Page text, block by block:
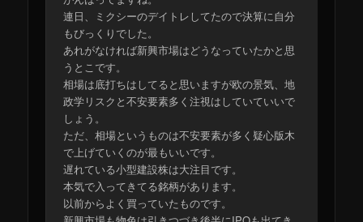
連日、ミクシーのデイトレしてたので決算に自分
もびっくりでした。
あれがなければ新興市場はどうなっていたかと思
うとこです。
相場は底打ちはしてると思いますが欧の景気、地
政学リスクと不安要素多く注視はしていていいで
しょう。
ただ、相場というものは不安要素が多く疑心版木
で上げていくのが最もいいです。
遅れている小型建設株は大注目です。
本気で入ってきてる銘柄があります。
以前からよく買っていたものです。